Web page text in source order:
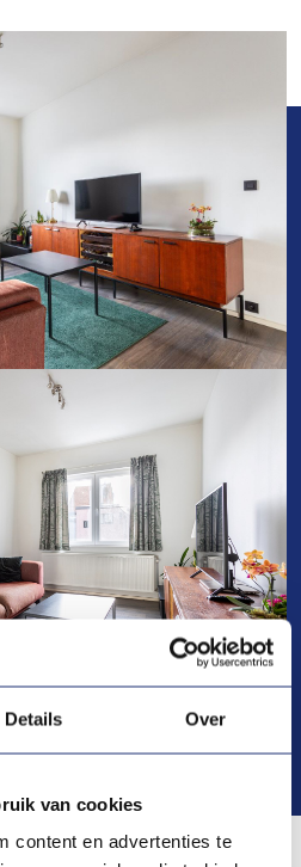
Details Over
van cookies
content en advertenties te
Bekijk alle foto's